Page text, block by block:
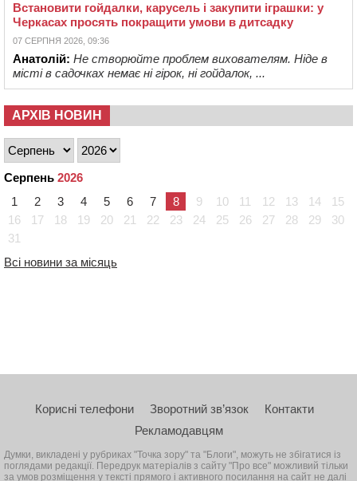
Встановити гойдалки, карусель і закупити іграшки: у
Черкасах просять покращити умови в дитсадку
07 СЕРПНЯ 2026, 09:36
Анатолій: Не створюйте проблем вихователям. Ніде в
місті в садочках немає ні гірок, ні гойдалок, ...
АРХІВ НОВИН
Серпень 2026
1
2 3 4 5 6 7 8 9 10 11 12 13 14
15
16
17 18 19 20 21 22 23 24 25 26 27 28 29
30
31
Всі новини за місяць
Корисні телефони Зворотний зв’язок
Контакти
Рекламодавцям
Думки, викладені у рубриках "Точка зору" та "Блоги", можуть не збігатися із
поглядами редакції. Передрук матеріалів з сайту "Про все" можливий тільки
за умов розміщення у тексті прямого і активного посилання на сайт не далі